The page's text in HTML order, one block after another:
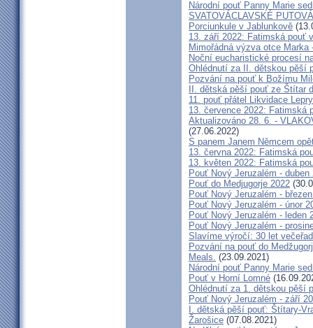
Národní pouť Panny Marie
SVATOVÁCLAVSKÉ
Porciunkule v Jablunkově
13. září 2022: Fatimská pouť
Mimořádná výzva otce
Noční eucharistické procesí
Ohlédnutí za II. dětskou pěší
Pozvání na pouť k Božímu
II. dětská pěší pouť ze Štítar
11. pouť přátel Likvidace Lepry
13. července 2022: Fatimská
Aktualizováno 28. 6. -
(27.06.2022)
S panem Janem Němcem
13. června 2022: Fatimská
13. květen 2022: Fatimská
Pouť Nový Jeruzalém - duben
Pouť do Medjugorje 2022
Pouť Nový Jeruzalém -
Pouť Nový Jeruzalém - únor
Pouť Nový Jeruzalém - leden
Pouť Nový Jeruzalém -
Slavíme výročí: 30 let
Pozvání na pouť do
Meals. (23.09.2021)
Národní pouť Panny Marie
Pouť v Horní Lomné
Ohlédnutí za 1. dětskou pěší
Pouť Nový Jeruzalém - září
I. dětská pěší pouť: Štítary-
Žarošice (07.08.2021)